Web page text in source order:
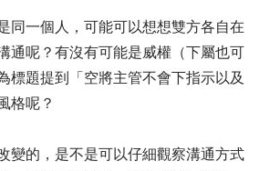
同一個人，可能可以想想雙方各自在
通呢？有沒有可能是威權（下屬也可
標題提到「空將主管不會下指示以及
格呢？
變的，是不是可以仔細觀察溝通方式